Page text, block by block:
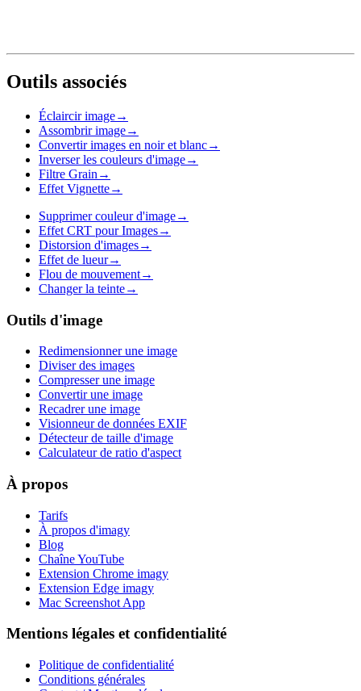
Outils associés
Éclaircir image→
Assombrir image→
Convertir images en noir et blanc→
Inverser les couleurs d'image→
Filtre Grain →
Effet Vignette→
Supprimer couleur d'image→
Effet CRT pour Images→
Distorsion d'images→
Effet de lueur→
Flou de mouvement→
Changer la teinte→
Outils d'image
Redimensionner une image
Diviser des images
Compresser une image
Convertir une image
Recadrer une image
Visionneur de données EXIF
Détecteur de taille d'image
Calculateur de ratio d'aspect
À propos
Tarifs
À propos d'imagy
Blog
Chaîne YouTube
Extension Chrome imagy
Extension Edge imagy
Mac Screenshot App
Mentions légales et confidentialité
Politique de confidentialité
Conditions générales